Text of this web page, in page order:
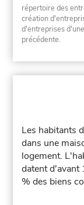
répertoire des
création
d'entreprises
précédente.
Les habitants
dans une
logement.
datent d'avant
% des biens